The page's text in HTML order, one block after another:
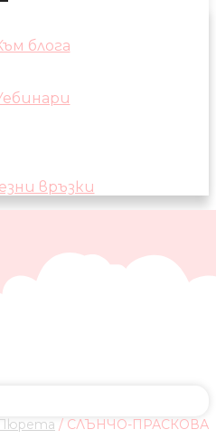
блога
връзки
/ СЛЪНЧО-ПРАСКОВА